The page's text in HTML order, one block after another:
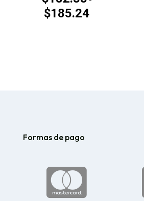
$185.24Rango
Formas de pago
